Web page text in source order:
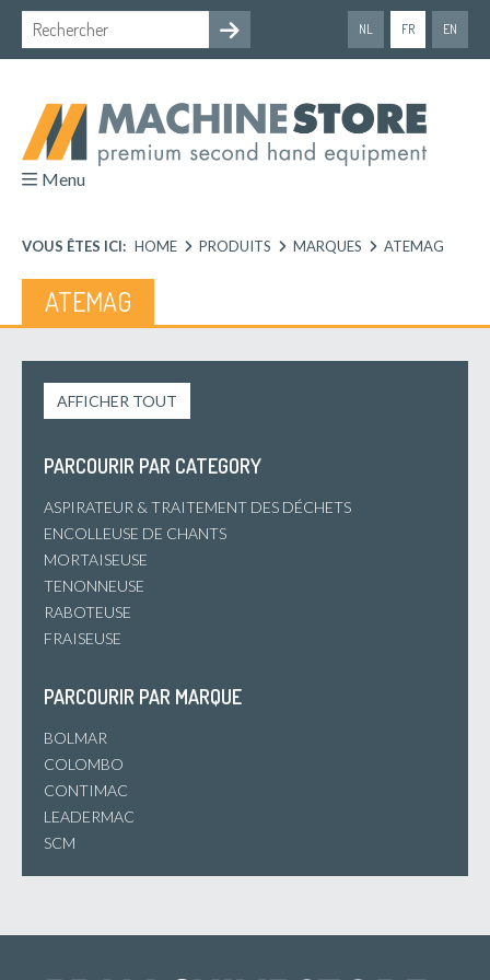
NL FR EN
Menu
VOUS ÊTES ICI: HOME PRODUITS MARQUES ATEMAG
ATEMAG
AFFICHER TOUT
PARCOURIR PAR CATEGORY
ASPIRATEUR & TRAITEMENT DES DÉCHETS
ENCOLLEUSE DE CHANTS
MORTAISEUSE
TENONNEUSE
RABOTEUSE
FRAISEUSE
PARCOURIR PAR MARQUE
BOLMAR
COLOMBO
CONTIMAC
LEADERMAC
SCM